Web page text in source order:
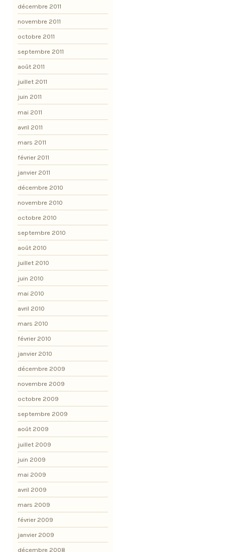
décembre 2011
novembre 2011
octobre 2011
septembre 2011
août 2011
juillet 2011
juin 2011
mai 2011
avril 2011
mars 2011
février 2011
janvier 2011
décembre 2010
novembre 2010
octobre 2010
septembre 2010
août 2010
juillet 2010
juin 2010
mai 2010
avril 2010
mars 2010
février 2010
janvier 2010
décembre 2009
novembre 2009
octobre 2009
septembre 2009
août 2009
juillet 2009
juin 2009
mai 2009
avril 2009
mars 2009
février 2009
janvier 2009
décembre 2008